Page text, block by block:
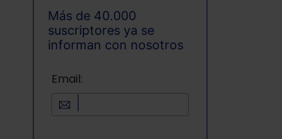
Más de 40.000
suscriptores ya se
informan con nosotros
Email: